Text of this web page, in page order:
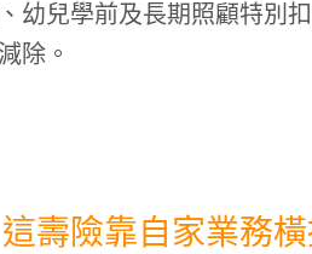
幼兒學前及長期照顧特別
除。
壽險靠自家業務